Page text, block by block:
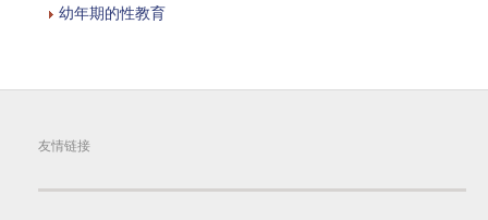
幼年期的性教育
友情链接